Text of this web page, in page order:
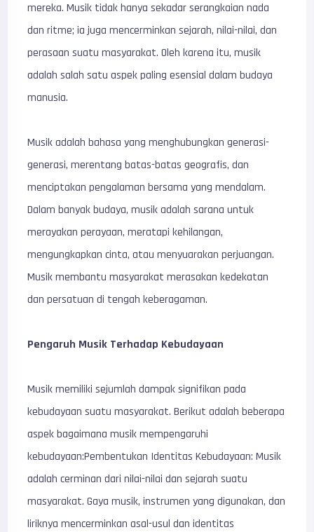
mereka. Musik tidak hanya sekadar serangkaian nada
dan ritme; ia juga mencerminkan sejarah, nilai-nilai, dan
perasaan suatu masyarakat. Oleh karena itu, musik
adalah salah satu aspek paling esensial dalam budaya
manusia.
Musik adalah bahasa yang menghubungkan generasi-
generasi, merentang batas-batas geografis, dan
menciptakan pengalaman bersama yang mendalam.
Dalam banyak budaya, musik adalah sarana untuk
merayakan perayaan, meratapi kehilangan,
mengungkapkan cinta, atau menyuarakan perjuangan.
Musik membantu masyarakat merasakan kedekatan
dan persatuan di tengah keberagaman.
Pengaruh Musik Terhadap Kebudayaan
Musik memiliki sejumlah dampak signifikan pada
kebudayaan suatu masyarakat. Berikut adalah beberapa
aspek bagaimana musik mempengaruhi
kebudayaan:Pembentukan Identitas Kebudayaan: Musik
adalah cerminan dari nilai-nilai dan sejarah suatu
masyarakat. Gaya musik, instrumen yang digunakan, dan
liriknya mencerminkan asal-usul dan identitas